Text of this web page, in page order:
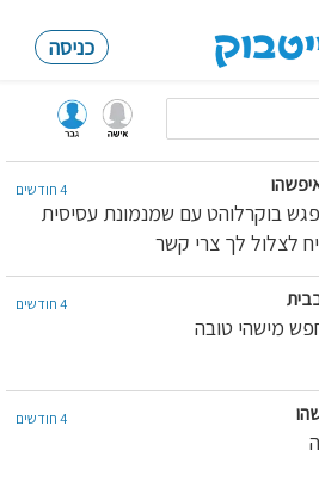
כניסה
4 חודשים
בוקרלוהט עם שמנמונת עסיסית
לצלול לך צרי קשר
4 חודשים
מישהי טובה
4 חודשים